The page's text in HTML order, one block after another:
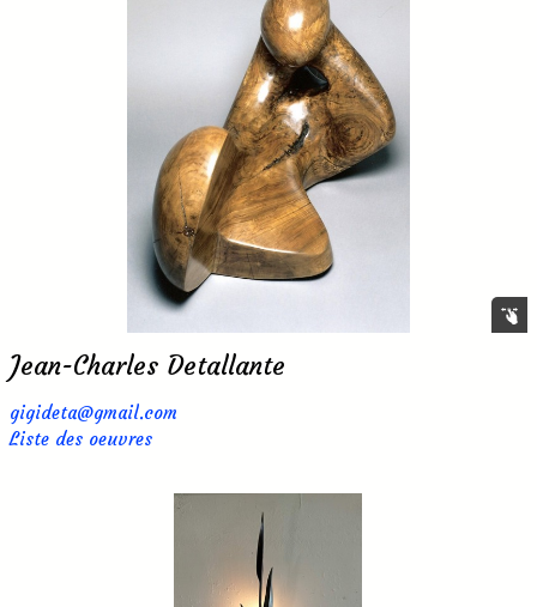
Jean-Charles Detallante
gigideta@gmail.com
Liste des oeuvres